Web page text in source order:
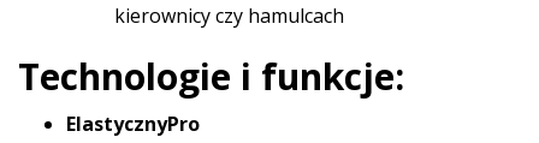
kierownicy czy hamulcach
Technologie i funkcje:
ElastycznyPro